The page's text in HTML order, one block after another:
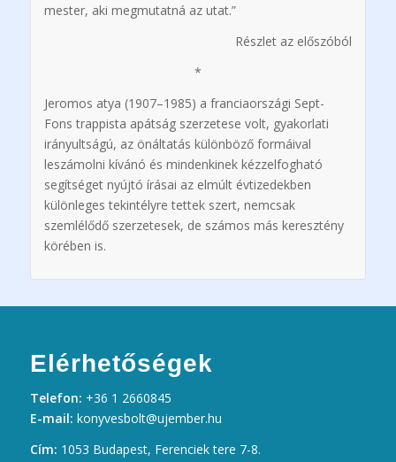
mester, aki megmutatná az utat.”
Részlet az előszóból
*
Jeromos atya (1907–1985) a franciaországi Sept-
Fons trappista apátság szerzetese volt, gyakorlati
irányultságú, az önáltatás különböző formáival
leszámolni kívánó és mindenkinek kézzelfogható
segítséget nyújtó írásai az elmúlt évtizedekben
különleges tekintélyre tettek szert, nemcsak
szemlélődő szerzetesek, de számos más keresztény
körében is.
Elérhetőségek
Telefon: +36 1 2660845
E-mail: konyvesbolt@ujember.hu
Cím: 1053 Budapest, Ferenciek tere 7-8.